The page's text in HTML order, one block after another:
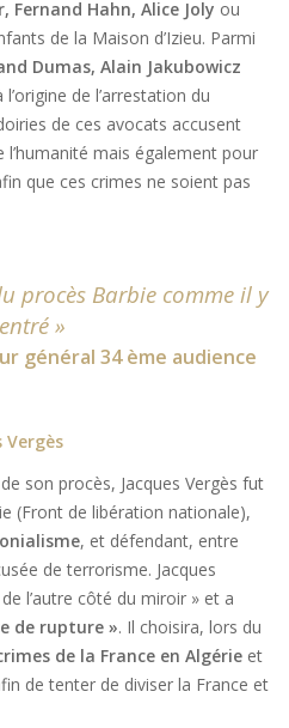
Fernand Hahn, Alice Joly ou
de la Maison d’Izieu. Parmi
Dumas, Alain Jakubowicz
l’origine de l’arrestation du
de ces avocats accusent
mais également pour
que ces crimes ne soient pas
procès Barbie comme il y
»
général 34 ème audience
Vergès
son procès, Jacques Vergès fut
(Front de libération nationale),
, et défendant, entre
de terrorisme. Jacques
l’autre côté du miroir » et a
de rupture ». Il choisira, lors du
de la France en Algérie et
de tenter de diviser la France et